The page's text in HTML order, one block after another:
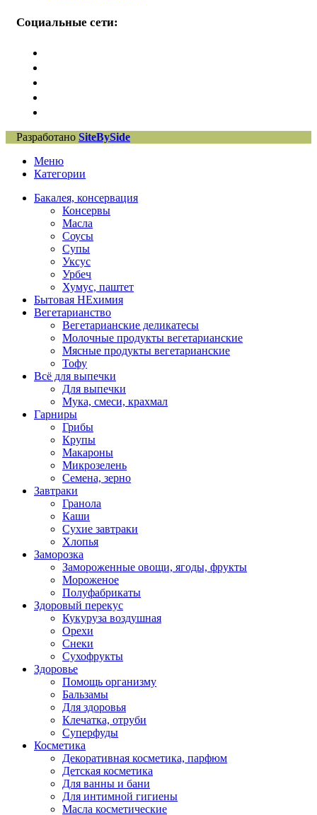
Социальные сети:
Разработано SiteBySide
Меню
Категории
Бакалея, консервация
Консервы
Масла
Соусы
Супы
Уксус
Урбеч
Хумус, паштет
Бытовая НЕхимия
Вегетарианство
Вегетарианские деликатесы
Молочные продукты вегетарианские
Мясные продукты вегетарианские
Тофу
Всё для выпечки
Для выпечки
Мука, смеси, крахмал
Гарниры
Грибы
Крупы
Макароны
Микрозелень
Семена, зерно
Завтраки
Гранола
Каши
Сухие завтраки
Хлопья
Заморозка
Замороженные овощи, ягоды, фрукты
Мороженое
Полуфабрикаты
Здоровый перекус
Кукуруза воздушная
Орехи
Снеки
Сухофрукты
Здоровье
Помощь организму
Бальзамы
Для здоровья
Клечатка, отруби
Суперфуды
Косметика
Декоративная косметика, парфюм
Детская косметика
Для ванны и бани
Для интимной гигиены
Масла косметические